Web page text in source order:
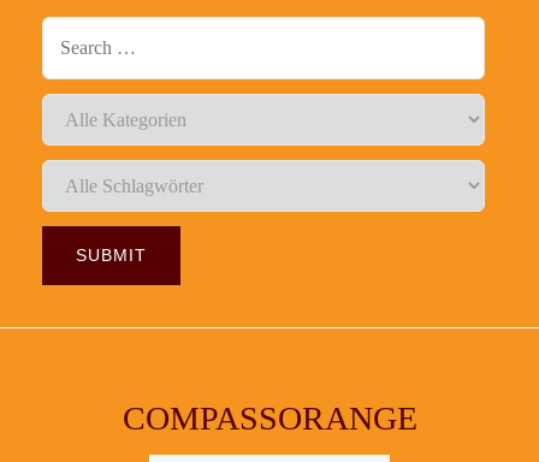
COMPASSORANGE